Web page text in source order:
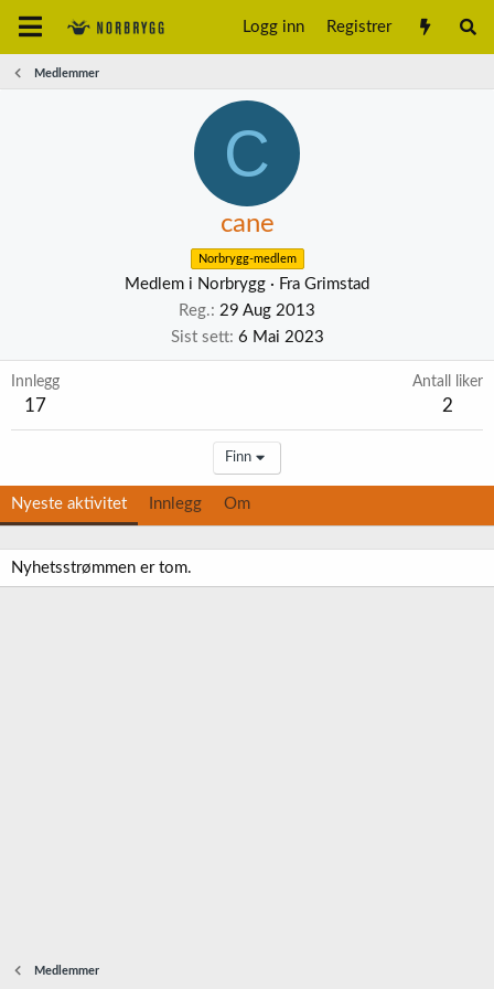
Logg inn Registrer
Medlemmer
C
cane
Norbrygg-medlem
Medlem i Norbrygg · Fra Grimstad
Reg. 29 Aug 2013
Sist sett 6 Mai 2023
Innlegg
17
Antall liker
2
Finn
Nyeste aktivitet Innlegg Om
Nyhetsstrømmen er tom.
Medlemmer